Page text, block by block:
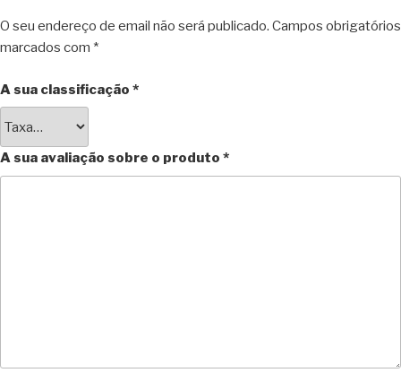
O seu endereço de email não será publicado. Campos obrigatórios
marcados com *
A sua classificação *
A sua avaliação sobre o produto *